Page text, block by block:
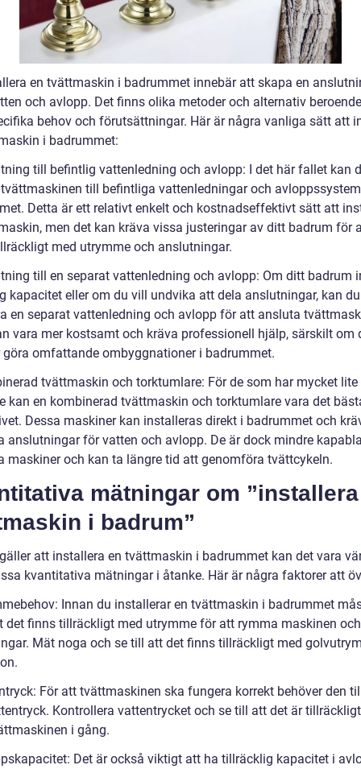
en tvättmaskin i badrummet innebär att skapa en
och avlopp. Det finns olika metoder och alternativ
behov och förutsättningar. Här är några vanliga sätt att
i badrummet:
till befintlig vattenledning och avlopp: I det här fallet kan
till befintliga vattenledningar och
Detta är ett relativt enkelt och kostnadseffektivt sätt att
men det kan kräva vissa justeringar av ditt badrum för
med utrymme och anslutningar.
till en separat vattenledning och avlopp: Om ditt badrum
kapacitet eller om du vill undvika att dela anslutningar, kan du
en separat vattenledning och avlopp för att ansluta
vara mer kostsamt och kräva professionell hjälp, särskilt om
göra omfattande ombyggnationer i badrummet.
tvättmaskin och torktumlare: För de som har mycket lite
kan en kombinerad tvättmaskin och torktumlare vara det
Dessa maskiner kan installeras direkt i badrummet och
anslutningar för vatten och avlopp. De är dock mindre
maskiner och kan ta längre tid att genomföra tvättcykeln.
mätningar om ”installera
i badrum”
att installera en tvättmaskin i badrummet kan det vara
kvantitativa mätningar i åtanke. Här är några faktorer att
Innan du installerar en tvättmaskin i badrummet
det finns tillräckligt med utrymme för att rymma maskinen
Mät noga och se till att det finns tillräckligt med
För att tvättmaskinen ska fungera korrekt behöver den
Kontrollera vattentrycket och se till att det är
i gång.
Det är också viktigt att ha tillräcklig kapacitet i